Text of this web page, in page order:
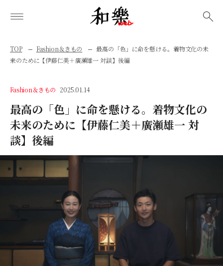
TOP Fashion＆きもの
最高の「色」に命を懸ける。着物文化の未
来のために【伊藤仁美＋廣瀬雄一 対談】後編
Fashion＆きもの 2025.01.14
最高の「色」に命を懸ける。着物文化の
未来のために【伊藤仁美＋廣瀬雄一 対
談】後編